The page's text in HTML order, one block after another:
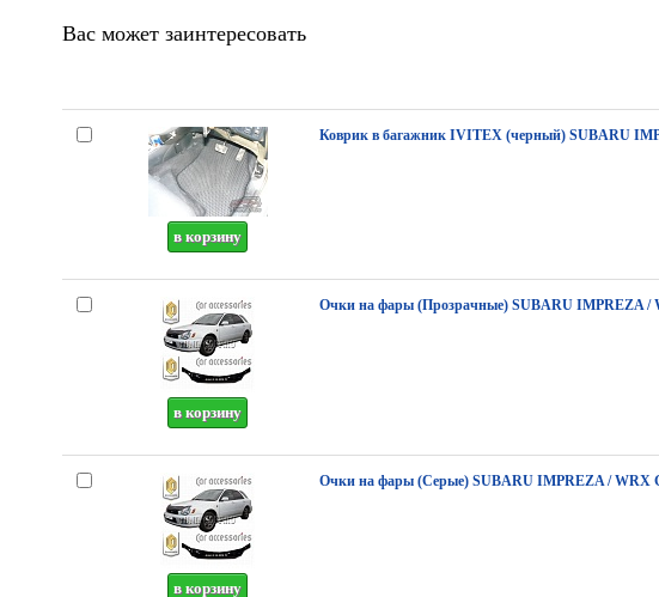
Вас может заинтересовать
Коврик в багажник IVITEX (черный) SUBARU
Очки на фары (Прозрачные) SUBARU IMPREZA /
Очки на фары (Серые) SUBARU IMPREZA / WRX